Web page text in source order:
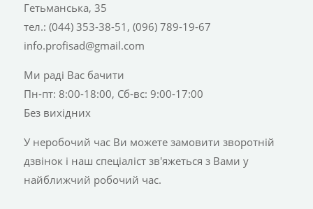
Гетьманська, 35
тел.: (044) 353-38-51, (096) 789-19-67
info.profisad@gmail.com
Ми раді Вас бачити
Пн-пт: 8:00-18:00, Сб-вс: 9:00-17:00
Без вихідних
У неробочий час Ви можете замовити зворотній
дзвінок і наш спеціаліст зв'яжеться з Вами у
найближчий робочий час.